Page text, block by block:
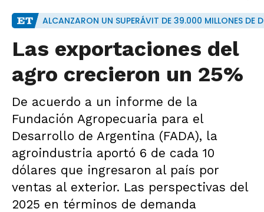
ALCANZARON UN SUPERÁVIT DE 39.000 MILLONES DE
Las exportaciones del
agro crecieron un 25%
De acuerdo a un informe de la
Fundación Agropecuaria para el
Desarrollo de Argentina (FADA), la
agroindustria aportó 6 de cada 10
dólares que ingresaron al país por
ventas al exterior. Las perspectivas del
2025 en términos de demanda